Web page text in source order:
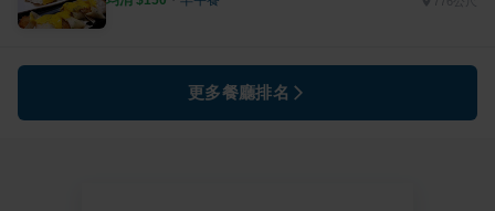
更多餐廳排名